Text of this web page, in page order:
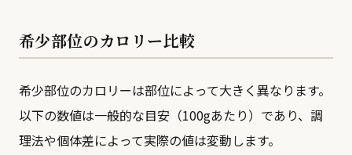
希少部位のカロリー比較
希少部位のカロリーは部位によって大きく異なります。
以下の数値は一般的な目安（100gあたり）であり、調
理法や個体差によって実際の値は変動します。